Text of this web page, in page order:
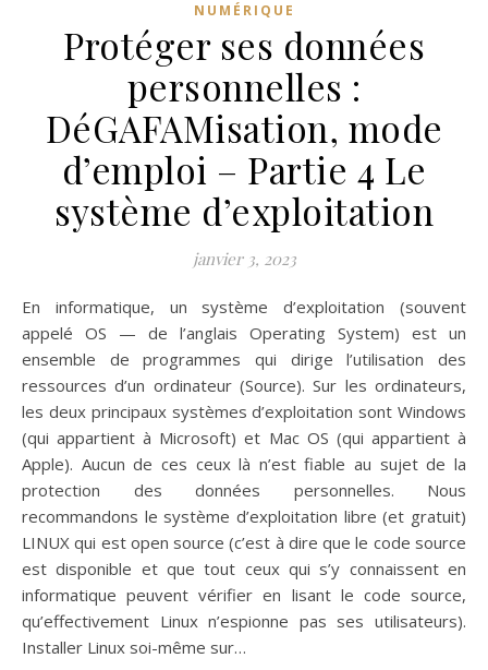
NUMÉRIQUE
Protéger ses données
personnelles :
DéGAFAMisation, mode
d’emploi – Partie 4 Le
système d’exploitation
janvier 3, 2023
En informatique, un système d’exploitation (souvent
appelé OS — de l’anglais Operating System) est un
ensemble de programmes qui dirige l’utilisation des
ressources d’un ordinateur (Source). Sur les ordinateurs,
les deux principaux systèmes d’exploitation sont Windows
(qui appartient à Microsoft) et Mac OS (qui appartient à
Apple). Aucun de ces ceux là n’est fiable au sujet de la
protection des données personnelles. Nous
recommandons le système d’exploitation libre (et gratuit)
LINUX qui est open source (c’est à dire que le code source
est disponible et que tout ceux qui s’y connaissent en
informatique peuvent vérifier en lisant le code source,
qu’effectivement Linux n’espionne pas ses utilisateurs).
Installer Linux soi-même sur…